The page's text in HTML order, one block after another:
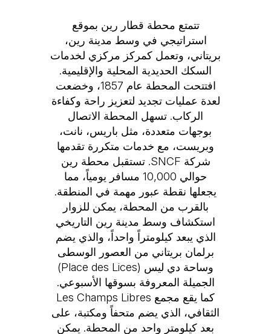
تتمتع محطة قطار رين بموقع
استراتيجي في وسط مدينة رين،
بريتاني، وتعمل كمركز مركزي لخدمات
السكك الحديدية المحلية والإقليمية.
افتتحت المحطة عام 1857، وخضعت
لعدة عمليات تجديد لتعزيز راحة وكفاءة
الركاب. تسهل المحطة الاتصال
بوجهات متعددة، مثل باريس، نانت،
وبريست، مع خدمات متكررة تقدمها
شركة SNCF. تستقبل محطة رين
حوالي 10,000 مسافر يومياً، مما
يجعلها نقطة عبور مهمة في المنطقة.
بالقرب من المحطة، يمكن للزوار
استكشاف وسط مدينة رين التاريخي
الذي يبعد كيلومتراً واحداً، والذي يضم
برلمان بريتاني من العصور الوسطى
وساحة دي ليس (Place des Lices)
الجميلة المعروفة بسوقها الأسبوعي.
كما يقع مجمع Les Champs Libres
الثقافي، الذي يضم متحفاً ومكتبة، على
بعد كيلومتر واحد من المحطة. يمكن